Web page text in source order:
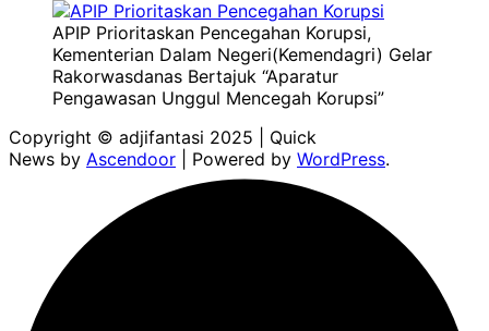
APIP Prioritaskan Pencegahan Korupsi,
Kementerian Dalam Negeri(Kemendagri) Gelar
Rakorwasdanas Bertajuk “Aparatur
Pengawasan Unggul Mencegah Korupsi”
Copyright © adjifantasi 2025 | Quick
News by Ascendoor | Powered by WordPress.